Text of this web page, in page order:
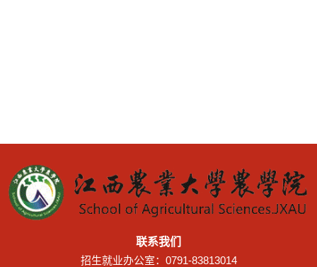
联系我们
招生就业办公室：0791-83813014